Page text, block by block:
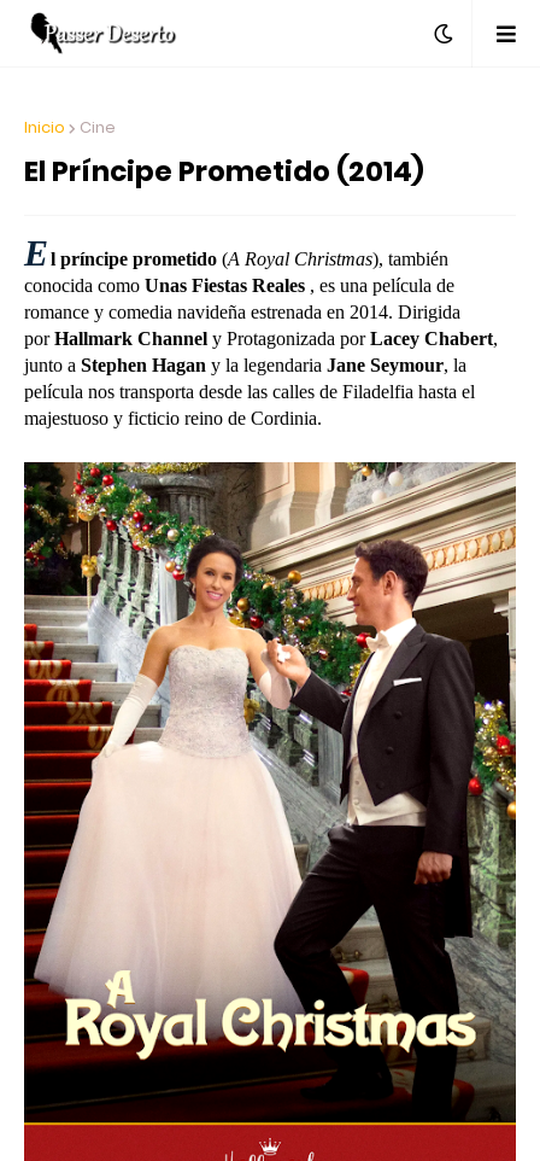
Inicio Cine
El Príncipe Prometido (2014)
El príncipe prometido (A Royal Christmas), también
conocida como Unas Fiestas Reales , es una película de
romance y comedia navideña estrenada en 2014. Dirigida
porHallmark Channel y Protagonizada porLacey Chabert,
junto a Stephen Hagan y la legendaria Jane Seymour, la
película nos transporta desde las calles de Filadelfia hasta el
majestuoso y ficticio reino de Cordinia.